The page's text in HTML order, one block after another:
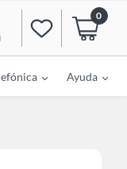
0
Ayuda